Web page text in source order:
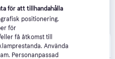
4.7(549)
för att tillhandahålla
positionering.
för
få åtkomst till
Använda
Personanpassad